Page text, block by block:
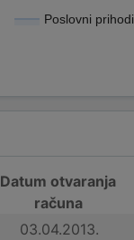
Poslovni prihodi
Datum otvaranja
računa
03.04.2013.